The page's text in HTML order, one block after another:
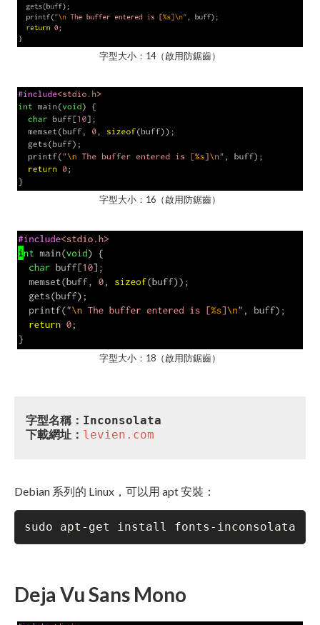
字型大小：14（啟用防鋸齒）
字型大小：16（啟用防鋸齒）
字型大小：18（啟用防鋸齒）
字型名稱：Inconsolata
下載網址： levien.com
Debian 系列的 Linux，可以用 apt 安裝：
sudo apt-get install fonts-inconsolata
Deja Vu Sans Mono